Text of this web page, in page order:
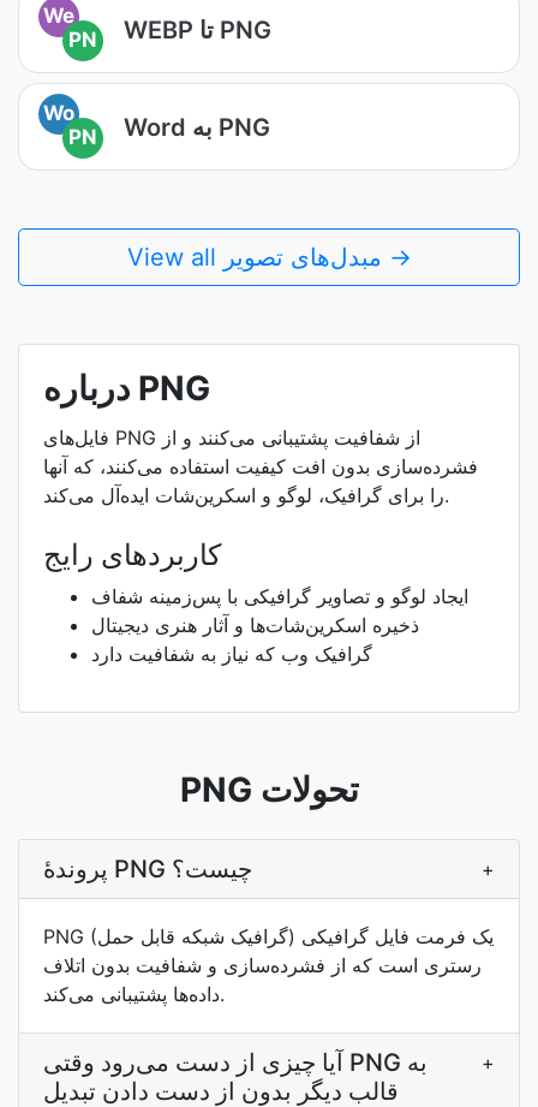
We
PN
WEBP تا PNG
Wo
PN
Word به PNG
View all مبدل‌های تصویر →
درباره PNG
فایل‌های PNG از شفافیت پشتیبانی می‌کنند و از
فشرده‌سازی بدون افت کیفیت استفاده می‌کنند، که آنها
را برای گرافیک، لوگو و اسکرین‌شات ایده‌آل می‌کند.
کاربردهای رایج
ایجاد لوگو و تصاویر گرافیکی با پس‌زمینه شفاف
ذخیره اسکرین‌شات‌ها و آثار هنری دیجیتال
گرافیک وب که نیاز به شفافیت دارد
PNG تحولات
پروندۀ PNG چیست؟ +
PNG (گرافیک شبکه قابل حمل) یک فرمت فایل گرافیکی
رستری است که از فشرده‌سازی و شفافیت بدون اتلاف
داده‌ها پشتیبانی می‌کند.
آیا چیزی از دست می‌رود وقتی PNG به
قالب دیگر بدون از دست دادن تبدیل
+